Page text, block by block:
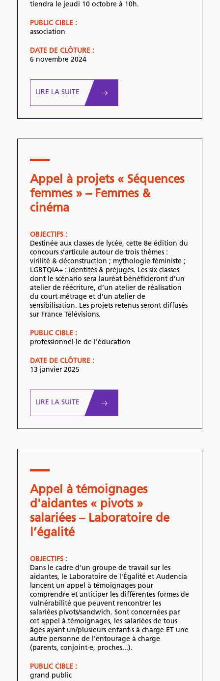
tiendra le jeudi 10 octobre à 10h.
PUBLIC CIBLE :
association
DATE DE CLÔTURE :
6 novembre 2024
LIRE LA SUITE
Appel à projets « Séquences
femmes » – Femmes &
cinéma
OBJECTIFS :
Destinée aux classes de lycée, cette 8e édition du
concours s’articule autour de trois thèmes :
virilité & déconstruction ; mythologie féministe ;
LGBTQIA+ : identités & préjugés. Les six classes
dont le scénario sera lauréat bénéficieront d’un
atelier de réécriture, d’un atelier de réalisation
du court-métrage et d’un atelier de
sensibilisation. Les projets retenus seront diffusés
sur France Télévisions.
PUBLIC CIBLE :
professionnel·le de l'éducation
DATE DE CLÔTURE :
13 janvier 2025
LIRE LA SUITE
Appel à témoignages
d'aidantes « pivots »
salariées – Laboratoire de
l’égalité
OBJECTIFS :
Dans le cadre d'un groupe de travail sur les
aidantes, le Laboratoire de l'Égalité et Audencia
lancent un appel à témoignages pour
comprendre et anticiper les différentes formes de
vulnérabilité que peuvent rencontrer les
salariées pivots/sandwich. Sont concernées par
cet appel à témoignages, les salariées de tous
âges ayant un/plusieurs enfant·s à charge ET une
autre personne de l'entourage à charge
(parents, conjoint·e, proches...).
PUBLIC CIBLE :
grand public